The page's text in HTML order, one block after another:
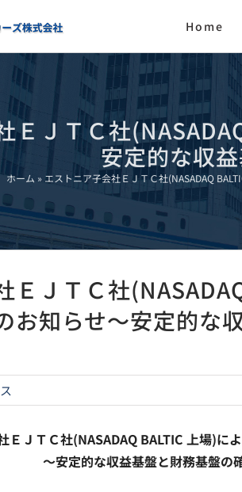
Home
ＥＪＴＣ社
安定的な収
ホーム » エストニア子会社ＥＪＴＣ社(NASADAQ
ＥＪＴＣ社
お知らせ～安定的な
ＥＪＴＣ社(NASADAQ BALTIC 上場)に
～安定的な収益基盤と財務基盤の